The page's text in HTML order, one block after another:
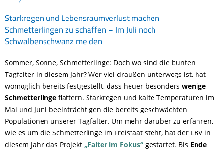
Starkregen und Lebensraumverlust machen
Schmetterlingen zu schaffen – Im Juli noch
Schwalbenschwanz melden
Sommer, Sonne, Schmetterlinge: Doch wo sind die bunten
Tagfalter in diesem Jahr? Wer viel draußen unterwegs ist, hat
womöglich bereits festgestellt, dass heuer besonders wenige
Schmetterlinge flattern. Starkregen und kalte Temperaturen im
Mai und Juni beeinträchtigen die bereits geschwächten
Populationen unserer Tagfalter. Um mehr darüber zu erfahren,
wie es um die Schmetterlinge im Freistaat steht, hat der LBV in
diesem Jahr das Projekt „Falter im Fokus“ gestartet. Bis Ende